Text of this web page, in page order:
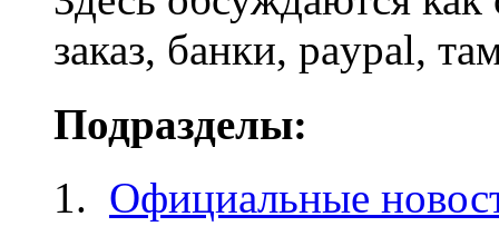
заказ, банки, paypal,
Подразделы:
Официальные